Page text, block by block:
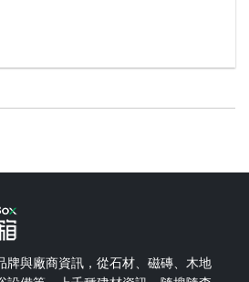
牌與廠商資訊，從石材、磁磚、木地